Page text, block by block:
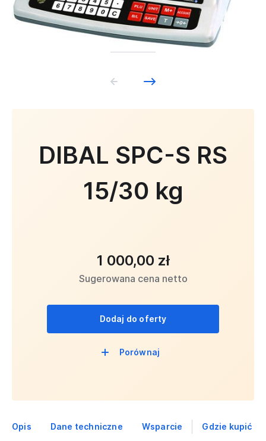
DIBAL SPC-S RS
15/30 kg
1 000,00 zł
Sugerowana cena netto
Dodaj do oferty
Porównaj
Opis Dane techniczne Wsparcie Gdzie kupić